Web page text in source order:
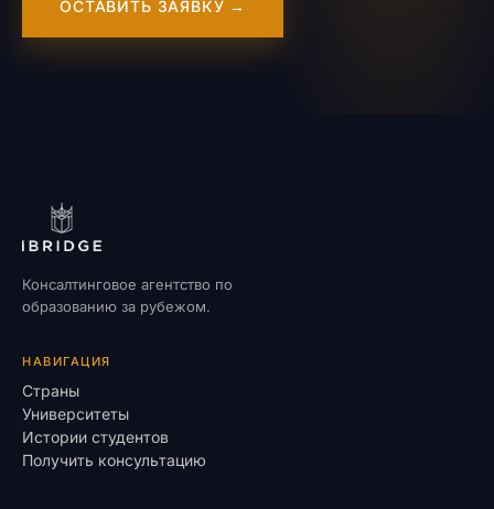
ОСТАВИТЬ ЗАЯВКУ →
Консалтинговое агентство по
образованию за рубежом.
НАВИГАЦИЯ
Страны
Университеты
Истории студентов
Получить консультацию